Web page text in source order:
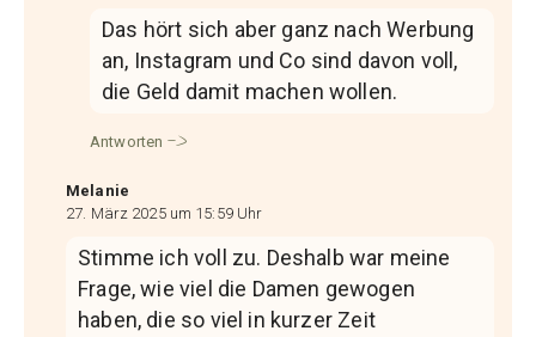
Das hört sich aber ganz nach Werbung
an, Instagram und Co sind davon voll,
die Geld damit machen wollen.
Antworten
Melanie
27. März 2025 um 15:59 Uhr
Stimme ich voll zu. Deshalb war meine
Frage, wie viel die Damen gewogen
haben, die so viel in kurzer Zeit